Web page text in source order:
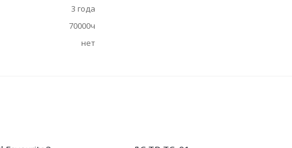
3 года
70000ч
нет